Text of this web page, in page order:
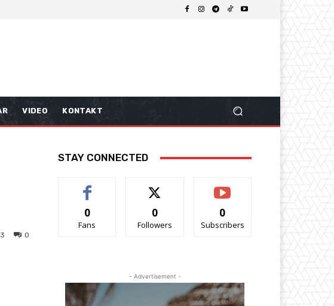
VIDEO KONTAKT
0
STAY CONNECTED
0
Fans
0
Followers
0
Subscribers
- Advertisement -